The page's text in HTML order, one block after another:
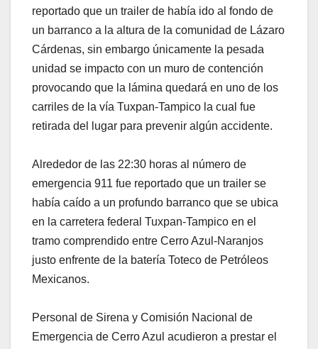
reportado que un trailer de había ido al fondo de
un barranco a la altura de la comunidad de Lázaro
Cárdenas, sin embargo únicamente la pesada
unidad se impacto con un muro de contención
provocando que la lámina quedará en uno de los
carriles de la vía Tuxpan-Tampico la cual fue
retirada del lugar para prevenir algún accidente.
Alrededor de las 22:30 horas al número de
emergencia 911 fue reportado que un trailer se
había caído a un profundo barranco que se ubica
en la carretera federal Tuxpan-Tampico en el
tramo comprendido entre Cerro Azul-Naranjos
justo enfrente de la batería Toteco de Petróleos
Mexicanos.
Personal de Sirena y Comisión Nacional de
Emergencia de Cerro Azul acudieron a prestar el